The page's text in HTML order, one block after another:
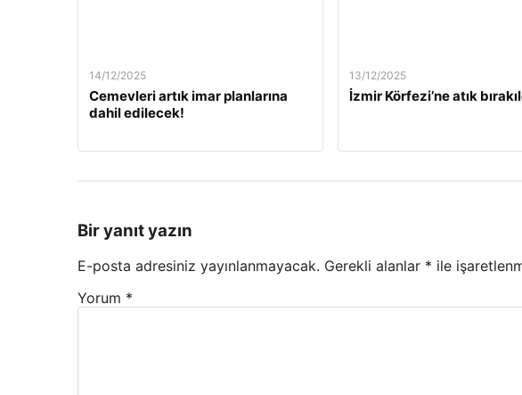
14/12/2025
Cemevleri artık imar planlarına
dahil edilecek!
13/12/2025
İzmir Körfezi’ne atık
Bir yanıt yazın
E-posta adresiniz yayınlanmayacak. Gerekli alanlar * ile
Yorum *